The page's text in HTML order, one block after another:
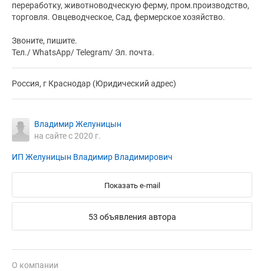
переработку, животноводческую ферму, пром.производство,
торговля. Овцеводческое, Сад, фермерское хозяйство.
Звоните, пишите.
Тел./ WhatsApp/ Telegram/ Эл. почта.
Россия, г Краснодар (Юридический адрес)
Владимир Желуницын
на сайте с 2020 г.
ИП Желуницын Владимир Владимирович
Показать e-mail
53 объявления автора
О компании